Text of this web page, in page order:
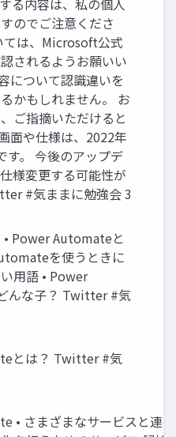
る内容は、私の個人
のでご注意くださ
ては、Microsoft公式
されるようお願いい
について認識違いを
かもしれません。 お
ご指摘いただけると
面や仕様は、2022年
す。 今後のアップデ
様変更する可能性が
#気ままに勉強会 3
Power Automateと
を使うときに
用語 • Power
んな子？ Twitter #気
とは？ Twitter #気
• さまざまなサービスと連携